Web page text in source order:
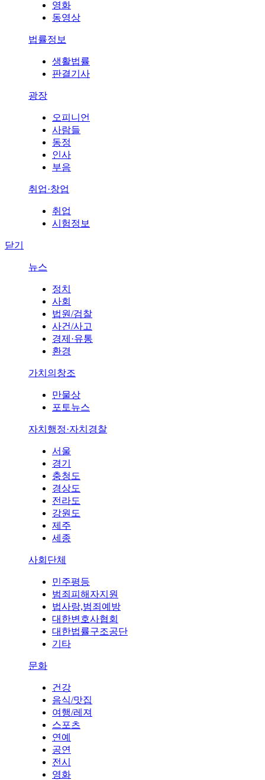
영화
동영상
법률정보
생활법률
판결기사
광장
오피니언
사람들
동정
인사
부음
취업·창업
취업
시험정보
닫기
뉴스
정치
사회
법원/검찰
사건/사고
경제·유통
환경
가치의창조
만물상
포토뉴스
자치행정·자치경찰
서울
경기
충청도
경상도
전라도
강원도
제주
세종
사회단체
민주평등
범죄피해자지원
법사랑,범죄예방
대한변호사협회
대한법률구조공단
기타
문화
건강
음식/맛집
여행/레져
스포츠
연예
공연
전시
영화